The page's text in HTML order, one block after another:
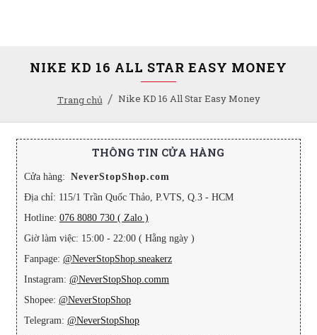
Trang chủ Nike KD 16 All Star Easy Money
NIKE KD 16 ALL STAR EASY MONEY
THÔNG TIN CỬA HÀNG
Cửa hàng: NeverStopShop.com
Địa chỉ: 115/1 Trần Quốc Thảo, P.VTS, Q.3 - HCM
Hotline: 076 8080 730 ( Zalo )
Giờ làm việc: 15:00 - 22:00 ( Hằng ngày )
Fanpage: @NeverStopShop.sneakerz
Instagram: @NeverStopShop.comm
Shopee: @NeverStopShop
Telegram: @NeverStopShop